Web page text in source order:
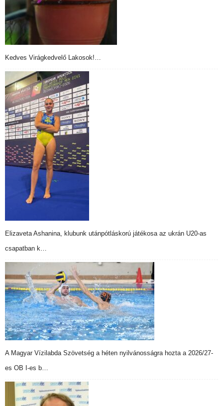
Kedves Virágkedvelő Lakosok!…
Elizaveta Ashanina, klubunk utánpótláskorú játékosa az ukrán U20-as
csapatban k…
A Magyar Vízilabda Szövetség a héten nyilvánosságra hozta a 2026/27-
es OB I-es b…